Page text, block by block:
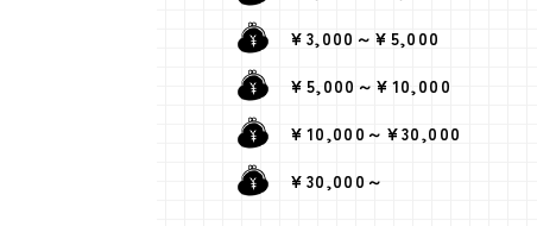
¥3,000～¥5,000
¥5,000～¥10,000
¥10,000～¥30,000
¥30,000～